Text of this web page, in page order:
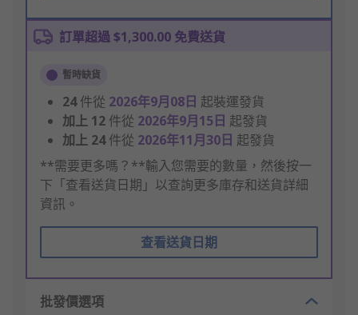
訂單超過 $1,300.00 免費送貨
暫時缺貨
24件從 2026年9月08日 起裝運發貨
加上 12 件從 2026年9月15日 起發貨
加上 24件從 2026年11月30日 起發貨
**需要更多嗎？**輸入您需要的數量，然後按一
下「查看送貨日期」以查詢更多庫存和送貨詳細
資訊。
查看送貨日期
批發價選項